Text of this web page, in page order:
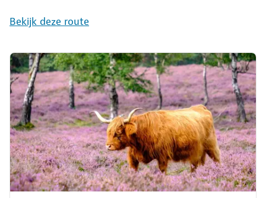
Bekijk deze route